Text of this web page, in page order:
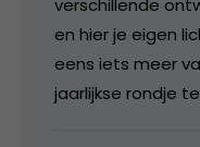
en hier je eigen
eens iets meer
jaarlijkse rondje